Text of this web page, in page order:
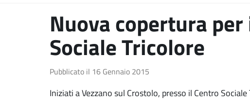
Nuova copertura
Sociale Tricolore
Pubblicato il 16 Gennaio 2015
Iniziati a Vezzano sul Crostolo, presso il Centro